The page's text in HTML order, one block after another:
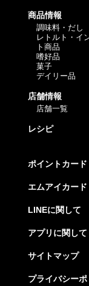
商品情報
調味料・だし
レトルト・イ
ト商品
嗜好品
菓子
デイリー品
店舗情報
店舗一覧
レシピ
ポイントカード
エムアイカード
LINEに関して
アプリに関して
サイトマップ
プライバシー